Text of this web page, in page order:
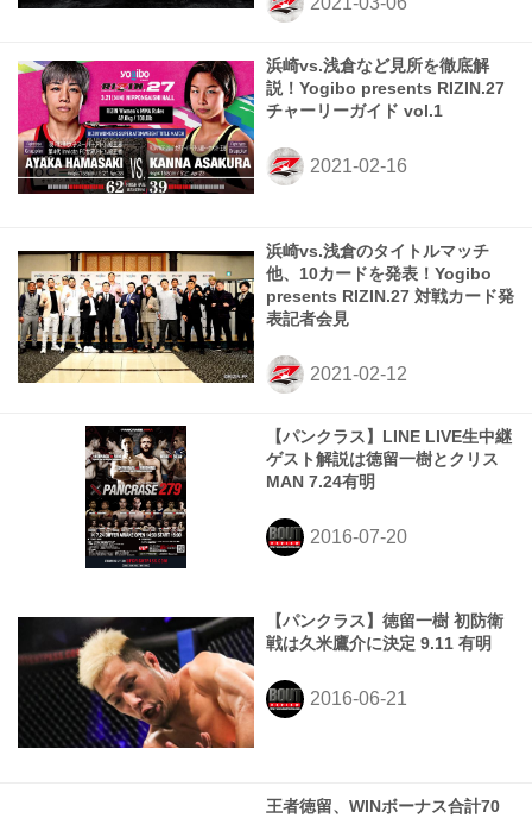
浜崎vs.浅倉など見所を徹底解
説！Yogibo presents RIZIN.27
チャーリーガイド vol.1
浜崎vs.浅倉のタイトルマッチ
他、10カードを発表！Yogibo
presents RIZIN.27 対戦カード発
表記者会見
【パンクラス】LINE LIVE生中継
ゲスト解説は徳留一樹とクリス
MAN 7.24有明
【パンクラス】徳留一樹 初防衛
戦は久米鷹介に決定 9.11 有明
王者徳留、WINボーナス合計70